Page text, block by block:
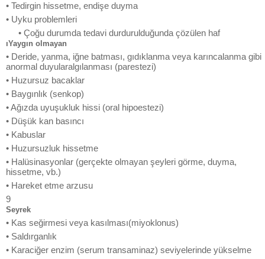
• Tedirgin hissetme, endişe duyma
• Uyku problemleri
• Çoğu durumda tedavi durdurulduğunda çözülen haf
ıYaygın olmayan
• Deride, yanma, iğne batması, gıdıklanma veya karıncalanma gibi
anormal duyularalgılanması (parestezi)
• Huzursuz bacaklar
• Baygınlık (senkop)
• Ağızda uyuşukluk hissi (oral hipoestezi)
• Düşük kan basıncı
• Kabuslar
• Huzursuzluk hissetme
• Halüsinasyonlar (gerçekte olmayan şeyleri görme, duyma,
hissetme, vb.)
• Hareket etme arzusu
9
Seyrek
• Kas seğirmesi veya kasılması(miyoklonus)
• Saldırganlık
• Karaciğer enzim (serum transaminaz) seviyelerinde yükselme